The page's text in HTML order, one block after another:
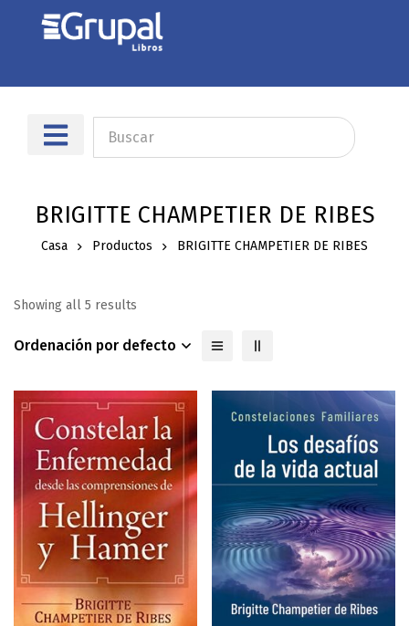
BRIGITTE CHAMPETIER DE RIBES
Casa Productos BRIGITTE CHAMPETIER DE RIBES
Showing all 5 results
Ordenación por defecto